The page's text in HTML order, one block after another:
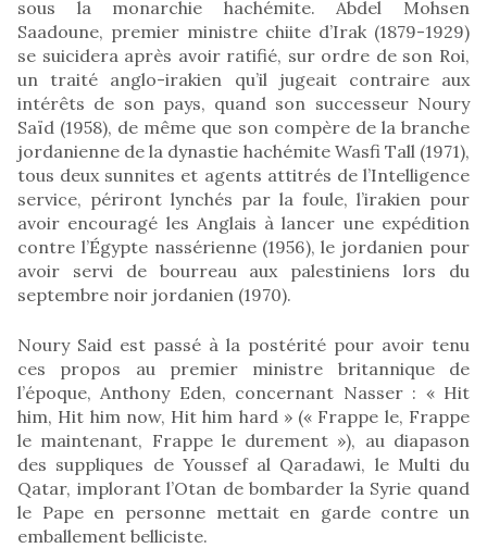
sous la monarchie hachémite. Abdel Mohsen
Saadoune, premier ministre chiite d’Irak (1879-1929)
se suicidera après avoir ratifié, sur ordre de son Roi,
un traité anglo-irakien qu’il jugeait contraire aux
intérêts de son pays, quand son successeur Noury
Saïd (1958), de même que son compère de la branche
jordanienne de la dynastie hachémite Wasfi Tall (1971),
tous deux sunnites et agents attitrés de l’Intelligence
service, périront lynchés par la foule, l’irakien pour
avoir encouragé les Anglais à lancer une expédition
contre l’Égypte nassérienne (1956), le jordanien pour
avoir servi de bourreau aux palestiniens lors du
septembre noir jordanien (1970).
Noury Said est passé à la postérité pour avoir tenu
ces propos au premier ministre britannique de
l’époque, Anthony Eden, concernant Nasser : « Hit
him, Hit him now, Hit him hard » (« Frappe le, Frappe
le maintenant, Frappe le durement »), au diapason
des suppliques de Youssef al Qaradawi, le Multi du
Qatar, implorant l’Otan de bombarder la Syrie quand
le Pape en personne mettait en garde contre un
emballement belliciste.